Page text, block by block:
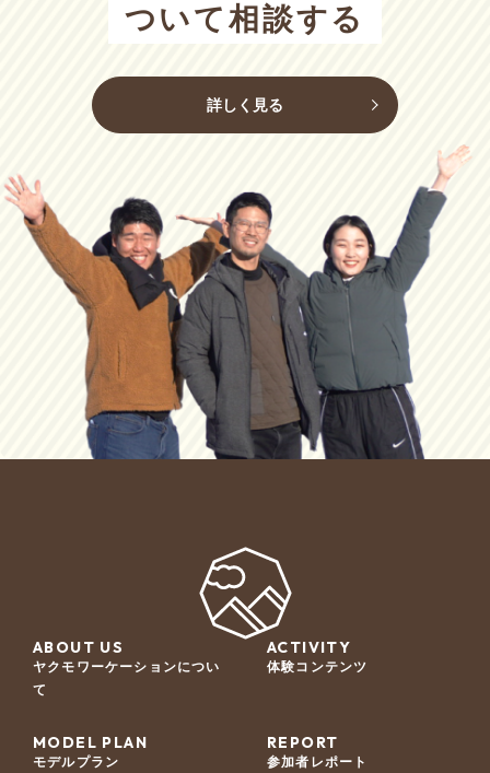
ついて相談する
詳しく見る
ABOUT US
ヤクモワーケーションについ
て
ACTIVITY
体験コンテンツ
MODEL PLAN
モデルプラン
REPORT
参加者レポート